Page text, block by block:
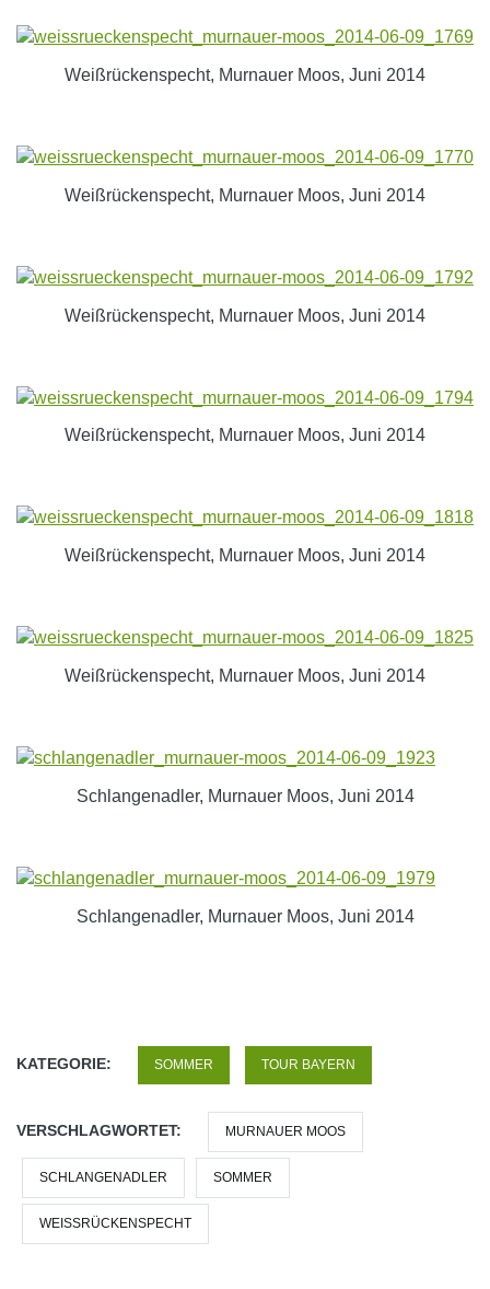
Weißrückenspecht, Murnauer Moos, Juni 2014
Weißrückenspecht, Murnauer Moos, Juni 2014
Weißrückenspecht, Murnauer Moos, Juni 2014
Weißrückenspecht, Murnauer Moos, Juni 2014
Weißrückenspecht, Murnauer Moos, Juni 2014
Weißrückenspecht, Murnauer Moos, Juni 2014
Schlangenadler, Murnauer Moos, Juni 2014
Schlangenadler, Murnauer Moos, Juni 2014
KATEGORIE: SOMMER TOUR BAYERN
VERSCHLAGWORTET: MURNAUER MOOS
SCHLANGENADLER SOMMER
WEISSRÜCKENSPECHT